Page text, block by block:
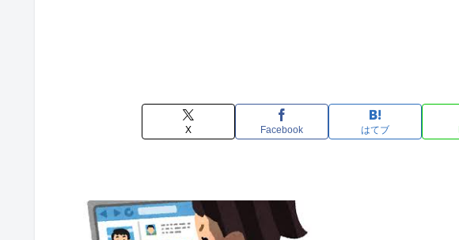
X Facebook はてブ